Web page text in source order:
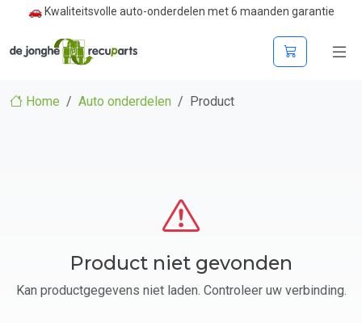
🚗 Kwaliteitsvolle auto-onderdelen met 6 maanden garantie
Home Auto onderdelen Product
Product niet gevonden
Kan productgegevens niet laden. Controleer uw verbinding.